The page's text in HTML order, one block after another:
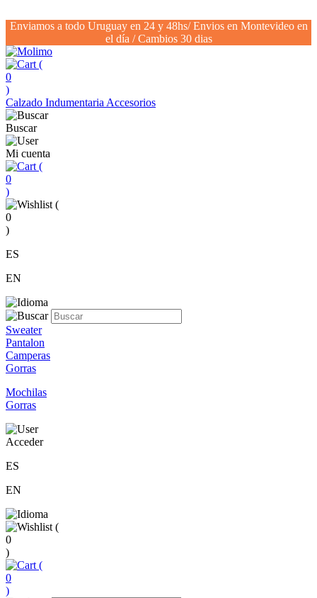
Enviamos a todo Uruguay en 24 y 48hs/ Envios en Montevideo en
el día / Cambios 30 dias
(
0
)
Calzado Indumentaria Accesorios
Buscar
Mi cuenta
(
0
)
(
0
)
ES
EN
Sweater
Pantalon
Camperas
Gorras
Mochilas
Gorras
Acceder
ES
EN
(
0
)
(
0
)